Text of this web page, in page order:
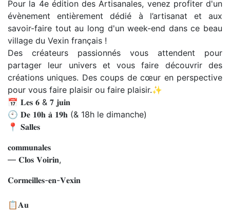
Pour la 4e édition des Artisanales, venez profiter d'un
évènement entièrement dédié à l’artisanat et aux
savoir-faire tout au long d'un week-end dans ce beau
village du Vexin français !
Des créateurs passionnés vous attendent pour
partager leur univers et vous faire découvrir des
créations uniques. Des coups de cœur en perspective
pour vous faire plaisir ou faire plaisir.✨
📅 𝐋𝐞𝐬 𝟔 & 𝟕 𝐣𝐮𝐢𝐧
🕙 𝐃𝐞 𝟏𝟎𝐡 𝐚̀ 𝟏𝟗𝐡 (& 18h le dimanche)
📍 𝐒𝐚𝐥𝐥𝐞𝐬
𝐜𝐨𝐦𝐦𝐮𝐧𝐚𝐥𝐞𝐬
— 𝐂𝐥𝐨𝐬 𝐕𝐨𝐢𝐫𝐢𝐧,
𝐂𝐨𝐫𝐦𝐞𝐢𝐥𝐥𝐞𝐬-𝐞𝐧-𝐕𝐞𝐱𝐢𝐧
📋𝐀𝐮